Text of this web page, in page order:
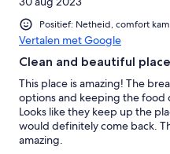
Positief: Netheid, comfort
Vertalen met Google
Clean and beautiful place
This place is amazing! The
options and keeping the food
Looks like they keep up the
would definitely come back.
amazing.